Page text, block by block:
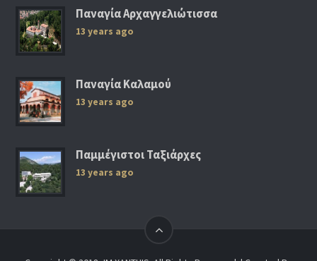
Παναγία Αρχαγγελιώτισσα
13 years ago
Παναγία Καλαμού
13 years ago
Παμμέγιστοι Ταξιάρχες
13 years ago